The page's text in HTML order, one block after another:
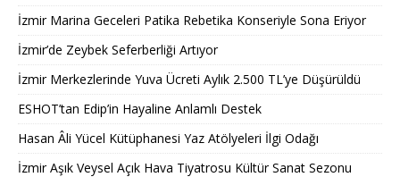
İzmir Marina Geceleri Patika Rebetika Konseriyle Sona Eriyor
İzmir’de Zeybek Seferberliği Artıyor
İzmir Merkezlerinde Yuva Ücreti Aylık 2.500 TL’ye Düşürüldü
ESHOT’tan Edip’in Hayaline Anlamlı Destek
Hasan Âli Yücel Kütüphanesi Yaz Atölyeleri İlgi Odağı
İzmir Aşık Veysel Açık Hava Tiyatrosu Kültür Sanat Sezonu